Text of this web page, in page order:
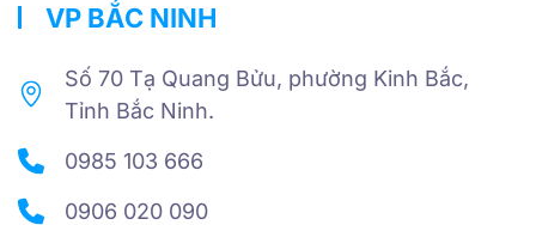
VP BẮC NINH
Số 70 Tạ Quang Bửu, phường Kinh Bắc,
Tỉnh Bắc Ninh.
0985 103 666
0906 020 090